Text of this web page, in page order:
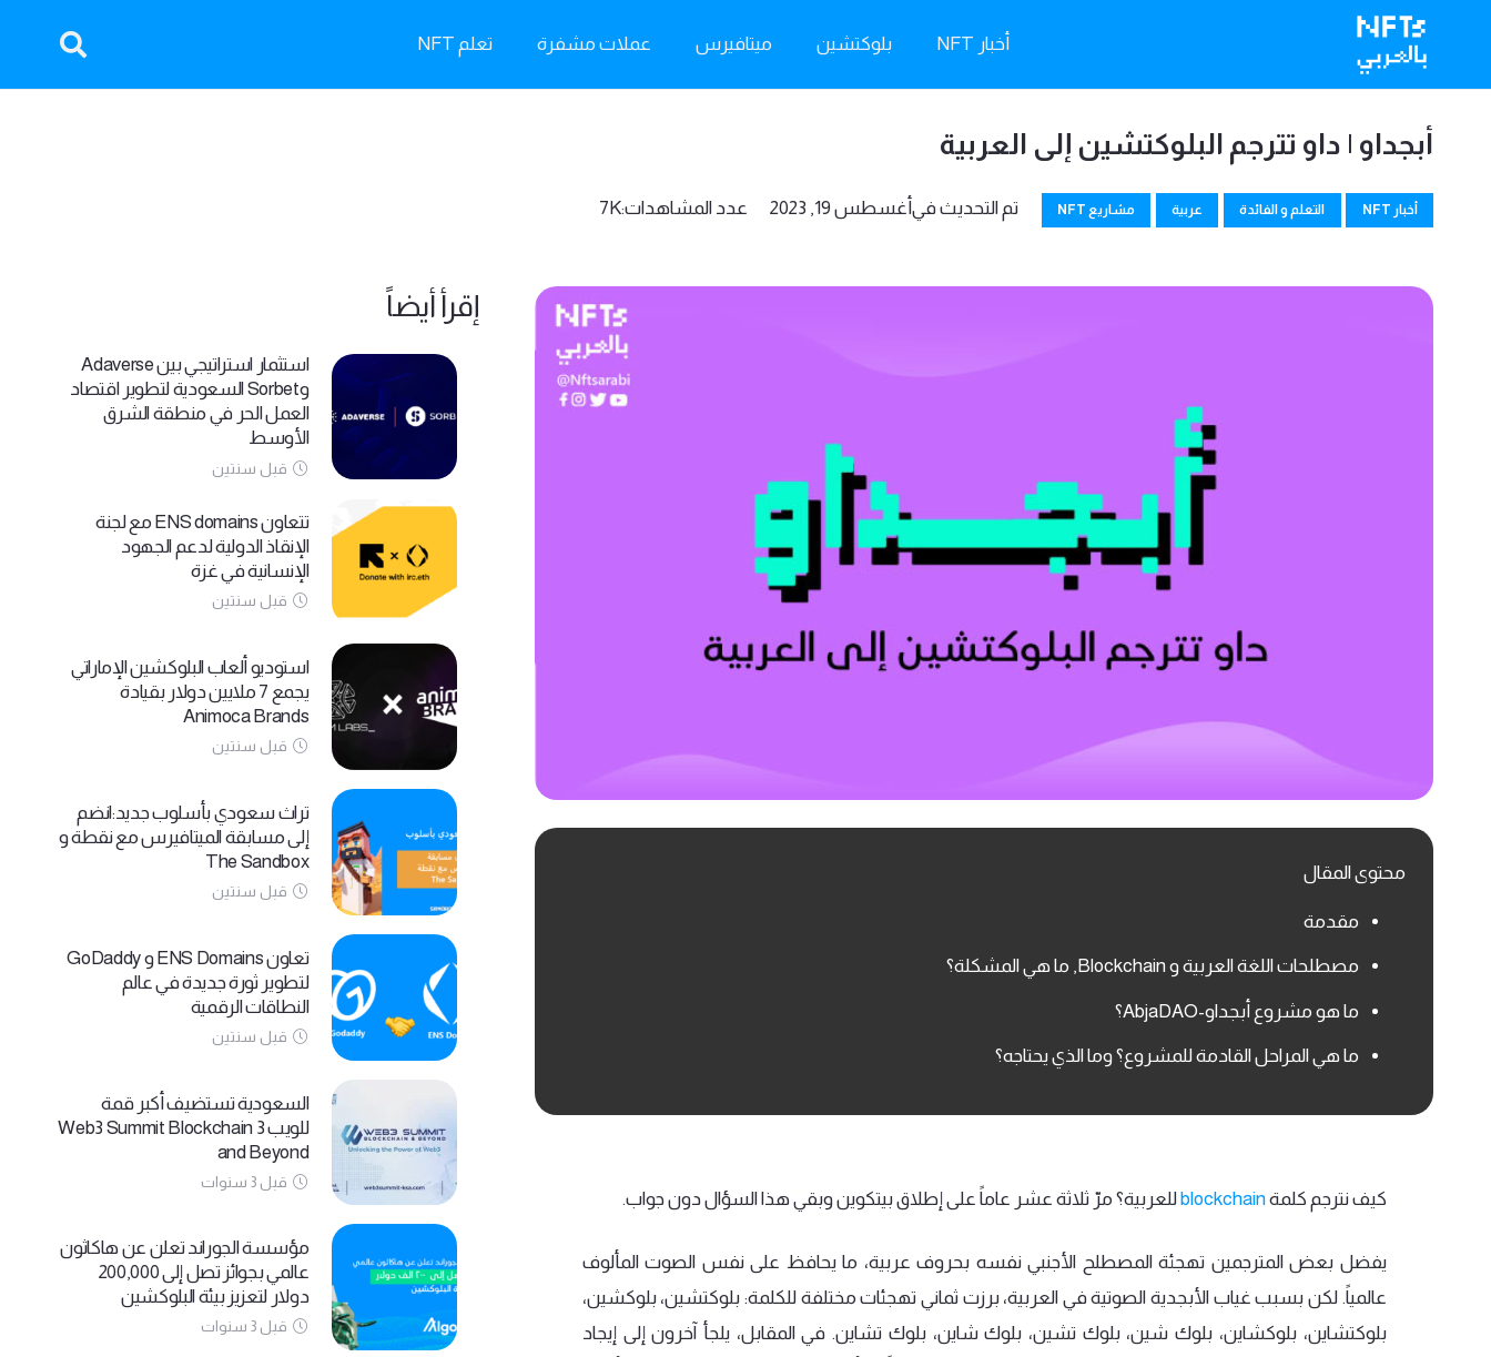
أخبار NFT بلوكتشين ميتافيرس عملات مشفرة تعلم NFT
أبجداو | داو تترجم البلوكتشين إلى العربية
أخبار NFT التعلم و الفائدة عربية مشاريع NFT تم التحديث فيأغسطس 19, 2023 عدد المشاهدات:7K
محتوى المقال
مقدمة
مصطلحات اللغة العربية و Blockchain, ما هي المشكلة؟
ما هو مشروع أبجداو-AbjaDAO؟
ما هي المراحل القادمة للمشروع؟ وما الذي يحتاجه؟
كيفنترجم كلمةblockchainللعربية؟ مرّ ثلاثة عشر عاماً علىإطلاقبيتكوينوبقيهذاالسؤالدونجواب.
يفضل بعض المترجمين تهجئة المصطلح الأجنبي نفسه بحروف عربية، ما يحافظ على نفس الصوت المألوف
عالمياً.لكن بسبب غياب الأبجدية الصوتيةفي العربية، برزت ثماني تهجئات مختلفة للكلمة: بلوكتشين، بلوكشين،
بلوكتشاين، بلوكشاين، بلوك شين، بلوك تشين، بلوك شاين، بلوك تشاين. في المقابل، يلجأ آخرون إلى إيجاد
إقرأ أيضاً
استثمار استراتيجي بين Adaverse
وSorbet السعودية لتطوير اقتصاد
العمل الحر في منطقة الشرق
الأوسط
قبل سنتين
تتعاون ENS domains مع لجنة
الإنقاذ الدولية لدعم الجهود
الإنسانية في غزة
قبل سنتين
استوديو ألعاب البلوكشين الإماراتي
يجمع 7 ملايين دولار بقيادة
Animoca Brands
قبل سنتين
تراث سعودي بأسلوب جديد:انضم
إلى مسابقة الميتافيرس مع نقطة و
The Sandbox
قبل سنتين
تعاون ENS Domains و GoDaddy
لتطوير ثورة جديدة في عالم
النطاقات الرقمية
قبل سنتين
السعودية تستضيف أكبر قمة
للويب 3 Web3 Summit Blockchain
and Beyond
قبل 3 سنوات
مؤسسة الجوراند تعلن عن هاكاثون
عالمي بجوائز تصل إلى 200,000
دولار لتعزيز بيئة البلوكشين
قبل 3 سنوات